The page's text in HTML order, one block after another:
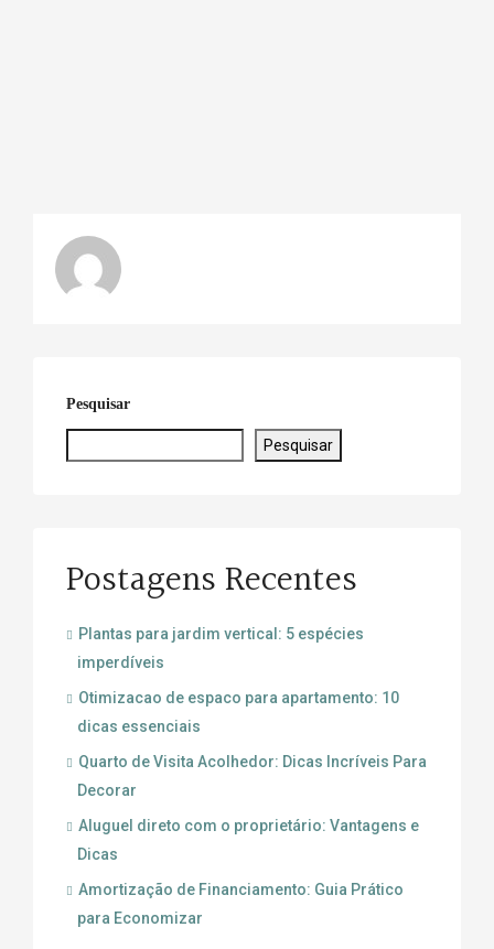
Pesquisar
Pesquisar
Postagens Recentes
Plantas para jardim vertical: 5 espécies
imperdíveis
Otimizacao de espaco para apartamento: 10
dicas essenciais
Quarto de Visita Acolhedor: Dicas Incríveis Para
Decorar
Aluguel direto com o proprietário: Vantagens e
Dicas
Amortização de Financiamento: Guia Prático
para Economizar